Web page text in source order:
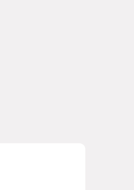
palvelut